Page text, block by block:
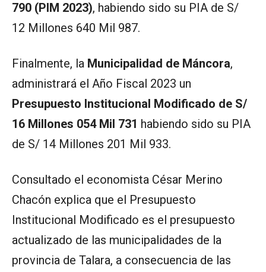
790 (PIM 2023), habiendo sido su PIA de S/
12 Millones 640 Mil 987.
Finalmente, la Municipalidad de Máncora,
administrará el Año Fiscal 2023 un
Presupuesto Institucional Modificado de S/
16 Millones 054 Mil 731 habiendo sido su PIA
de S/ 14 Millones 201 Mil 933.
Consultado el economista César Merino
Chacón explica que el Presupuesto
Institucional Modificado es el presupuesto
actualizado de las municipalidades de la
provincia de Talara, a consecuencia de las